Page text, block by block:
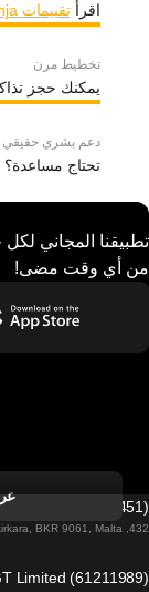
اقرأتقييمات Rail Ninja
تخطيط مرن
يمكنك حجز
دعم بشري حقيقي
تحتاج مساعدة؟
تطبيقنا المجاني
من أي وقت مضى!
Limited (OC 1451)
432, Triq Fleur de Lys, Suite 1, Birkirkara, BKR 9061, Malta
Limited (61211989)